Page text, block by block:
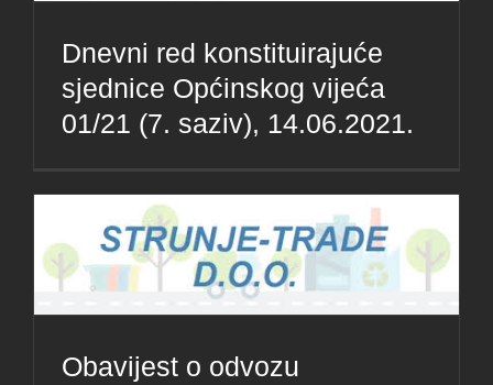
Dnevni red konstituirajuće
sjednice Općinskog vijeća
01/21 (7. saziv), 14.06.2021.
Obavijest o odvozu